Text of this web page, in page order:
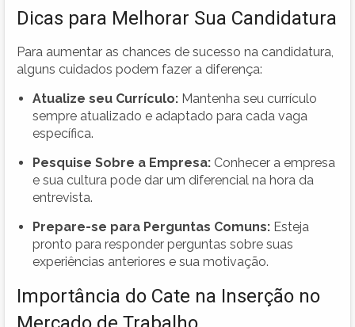
Dicas para Melhorar Sua Candidatura
Para aumentar as chances de sucesso na candidatura,
alguns cuidados podem fazer a diferença:
Atualize seu Currículo: Mantenha seu currículo
sempre atualizado e adaptado para cada vaga
específica.
Pesquise Sobre a Empresa: Conhecer a empresa
e sua cultura pode dar um diferencial na hora da
entrevista.
Prepare-se para Perguntas Comuns: Esteja
pronto para responder perguntas sobre suas
experiências anteriores e sua motivação.
Importância do Cate na Inserção no